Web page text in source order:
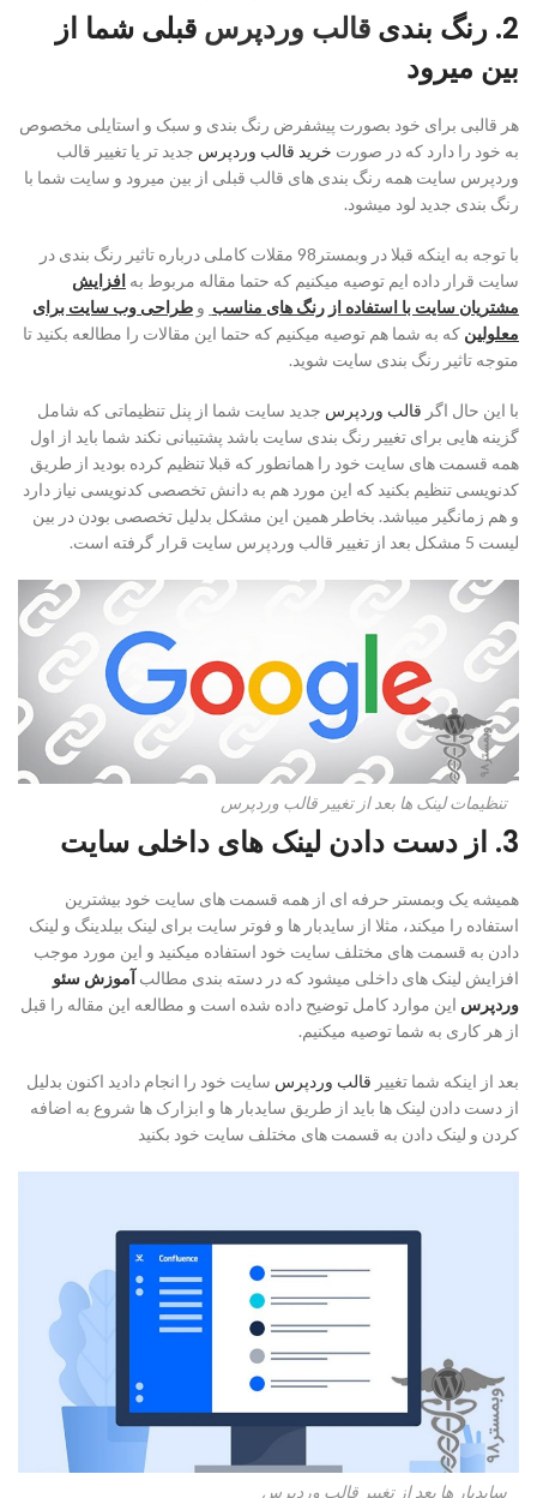
2. رنگ بندی قالب وردپرس قبلی شما از
بین میرود
هر قالبی برای خود بصورت پیشفرض رنگ بندی و سبک و استایلی مخصوص
به خود را دارد که در صورت خرید قالب وردپرس جدید تر یا تغییر قالب
وردپرس سایت همه رنگ بندی های قالب قبلی از بین میرود و سایت شما با
رنگ بندی جدید لود میشود.
با توجه به اینکه قبلا در وبمستر98 مقلات کاملی درباره تاثیر رنگ بندی در
سایت قرار داده ایم توصیه میکنیم که حتما مقاله مربوط به افزایش
مشتریان سایت با استفاده از رنگ های مناسب و طراحی وب سایت برای
معلولین که به شما هم توصیه میکنیم که حتما این مقالات را مطالعه بکنید تا
متوجه تاثیر رنگ بندی سایت شوید.
با این حال اگر قالب وردپرس جدید سایت شما از پنل تنظیماتی که شامل
گزینه هایی برای تغییر رنگ بندی سایت باشد پشتیبانی نکند شما باید از اول
همه قسمت های سایت خود را همانطور که قبلا تنظیم کرده بودید از طریق
کدنویسی تنظیم بکنید که این مورد هم به دانش تخصصی کدنویسی نیاز دارد
و هم زمانگیر میباشد. بخاطر همین این مشکل بدلیل تخصصی بودن در بین
لیست 5 مشکل بعد از تغییر قالب وردپرس سایت قرار گرفته است.
تنظیمات لینک ها بعد از تغییر قالب وردپرس
3. از دست دادن لینک های داخلی سایت
همیشه یک وبمستر حرفه ای از همه قسمت های سایت خود بیشترین
استفاده را میکند، مثلا از سایدبار ها و فوتر سایت برای لینک بیلدینگ و لینک
دادن به قسمت های مختلف سایت خود استفاده میکنید و این مورد موجب
افزایش لینک های داخلی میشود که در دسته بندی مطالب آموزش سئو
وردپرس این موارد کامل توضیح داده شده است و مطالعه این مقاله را قبل
از هر کاری به شما توصیه میکنیم.
بعد از اینکه شما تغییر قالب وردپرس سایت خود را انجام دادید اکنون بدلیل
از دست دادن لینک ها باید از طریق سایدبار ها و ابزارک ها شروع به اضافه
کردن و لینک دادن به قسمت های مختلف سایت خود بکنید
سایدبار ها بعد از تغییر قالب وردپرس